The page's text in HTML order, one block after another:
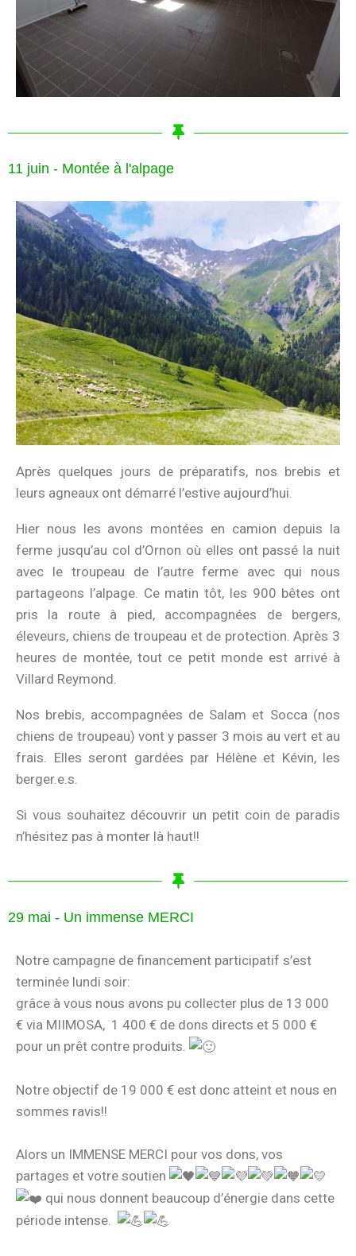
11 juin - Montée à l'alpage
Après quelques jours de préparatifs, nos brebis et
leurs agneaux ont démarré l’estive aujourd’hui.
Hier nous les avons montées en camion depuis la
ferme jusqu’au col d’Ornon où elles ont passé la nuit
avec le troupeau de l’autre ferme avec qui nous
partageons l’alpage. Ce matin tôt, les 900 bêtes ont
pris la route à pied, accompagnées de bergers,
éleveurs, chiens de troupeau et de protection. Après 3
heures de montée, tout ce petit monde est arrivé à
Villard Reymond.
Nos brebis, accompagnées de Salam et Socca (nos
chiens de troupeau) vont y passer 3 mois au vert et au
frais. Elles seront gardées par Hélène et Kévin, les
berger.e.s.
Si vous souhaitez découvrir un petit coin de paradis
n’hésitez pas à monter là haut!!
29 mai - Un immense MERCI
Notre campagne de financement participatif s’est
terminée lundi soir:
grâce à vous nous avons pu collecter plus de 13 000
€ via MIIMOSA, 1 400 € de dons directs et 5 000 €
pour un prêt contre produits.
Notre objectif de 19 000 € est donc atteint et nous en
sommes ravis!!
Alors un IMMENSE MERCI pour vos dons, vos
partages et votre soutien
qui nous donnent beaucoup d’énergie dans cette
période intense.